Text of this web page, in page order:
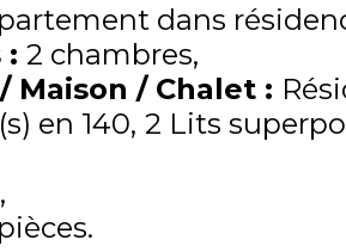
dans
: 2 chambres
Maison / Chalet :
en 140 2 Lits